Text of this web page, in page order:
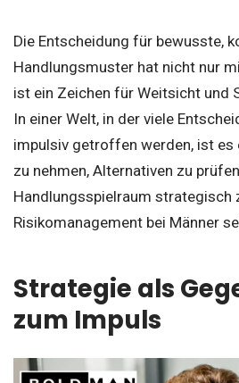
Die Entscheidung für bewusste,
Handlungsmuster hat nicht nur
ist ein Zeichen für Weitsicht und
In einer Welt, in der viele
impulsiv getroffen werden, ist es
zu nehmen, Alternativen zu
Handlungsspielraum strategisch
Risikomanagement bei Männer
Strategie als
zum Impuls